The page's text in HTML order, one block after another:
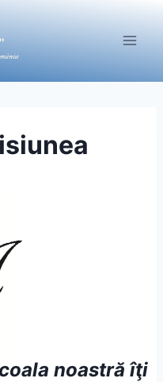
noastră îţi